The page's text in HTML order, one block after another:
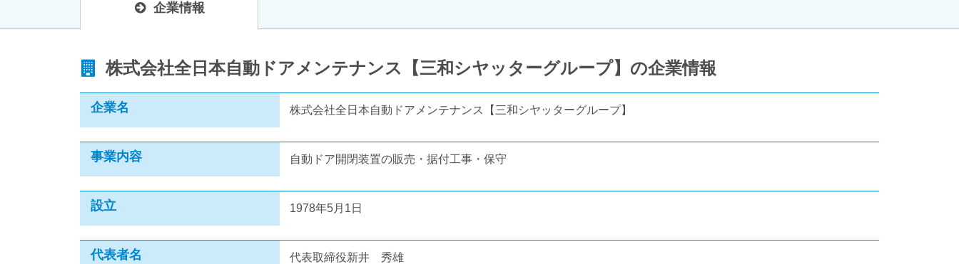
企業情報
株式会社全日本自動ドアメンテナンス【三和シヤッターグループ】の企業情報
企業名 株式会社全日本自動ドアメンテナンス【三和シヤッターグループ】
事業内容 自動ドア開閉装置の販売・据付工事・保守
設立 1978年5月1日
代表者名 代表取締役新井 秀雄